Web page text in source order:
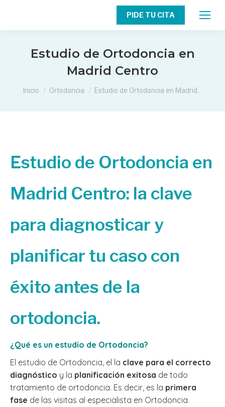
PIDE TU CITA
Estudio de Ortodoncia en
Madrid Centro
Estás aquí:
Inicio Ortodoncia Estudio de Ortodoncia en Madrid…
Estudio de Ortodoncia en
Madrid Centro: la clave
para diagnosticar y
planificar tu caso con
éxito antes de la
ortodoncia.
¿Qué es un estudio de Ortodoncia?
El estudio de Ortodoncia, el la clave para el correcto
diagnóstico y la planificación exitosa de todo
tratamiento de ortodoncia. Es decir, es la primera
fase de las visitas al especialista en Ortodoncia.